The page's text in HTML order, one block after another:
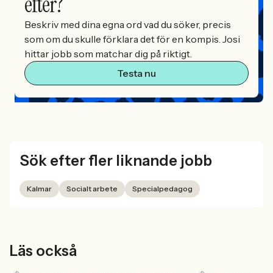
Beskriv med dina egna ord vad du söker, precis
som om du skulle förklara det för en kompis. Josi
hittar jobb som matchar dig på riktigt.
Testa nu
Sök efter fler liknande jobb
Kalmar Socialt arbete Specialpedagog
Läs också